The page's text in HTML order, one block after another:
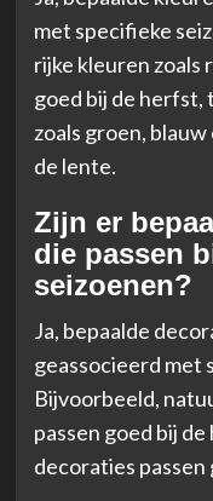
met specifieke
rijke kleuren zoals
goed bij de
zoals groen,
de lente.
Zijn er
die passen
seizoenen?
Ja, bepaalde
geassocieerd met
Bijvoorbeeld,
passen goed bij
decoraties passen